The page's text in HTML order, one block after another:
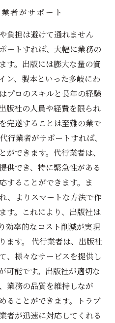
者がサポート
負担は避けて通れません
ートすれば、大幅に業務の
す。出版には膨大な量の資
ン、製本といった多岐にわ
プロのスキルと長年の経験
版社の人員や経費を限られ
完遂することは至難の業で
行業者がサポートすれば、
できます。代行業者は、
供でき、特に緊急性がある
することができます。ま
、よりスマートな方法で作
す。これにより、出版社は
効率的なコスト削減が実現
ます。 代行業者は、出版社
、様々なサービスを提供し
可能です。出版社が適切な
業務の品質を維持しなが
ることができます。トラブ
者が迅速に対応してくれる